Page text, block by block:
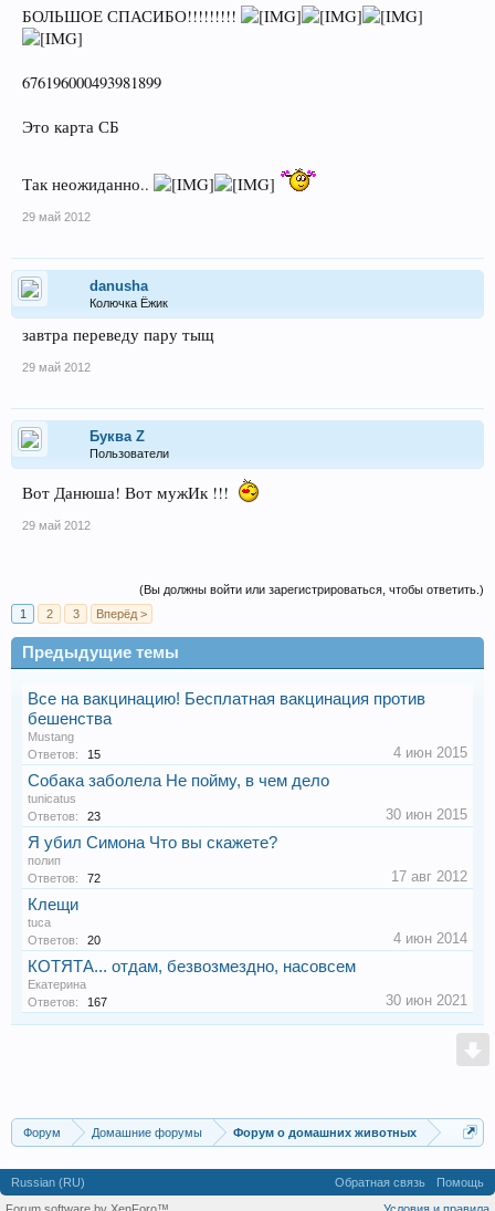
БОЛЬШОЕ СПАСИБО!!!!!!!!!
676196000493981899
Это карта СБ
Так неожиданно..
29 май 2012
danusha
Колючка Ёжик
завтра переведу пару тыщ
29 май 2012
Буква Z
Пользователи
Вот Данюша! Вот мужИк !!!
29 май 2012
(Вы должны войти или зарегистрироваться, чтобы ответить.)
1
2 3 Вперёд >
Предыдущие темы
Все на вакцинацию! Бесплатная вакцинация против
бешенства
Mustang
Ответов:
15 4 июн 2015
Собака заболела Не пойму, в чем дело
tunicatus
Ответов:
23 30 июн 2015
Я убил Симона Что вы скажете?
полип
Ответов:
72 17 авг 2012
Клещи
tuca
Ответов:
20 4 июн 2014
КОТЯТА... отдам, безвозмездно, насовсем
Екатерина
Ответов:
167 30 июн 2021
Форум Домашние форумы Форум о домашних животных
Russian (RU) Обратная связь
Помощь
Условия и правила
Forum software by XenForo™